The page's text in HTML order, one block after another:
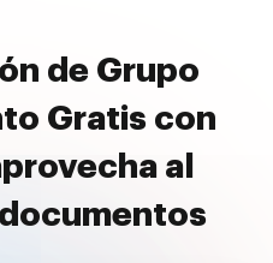
de Grupo
Gratis con
al